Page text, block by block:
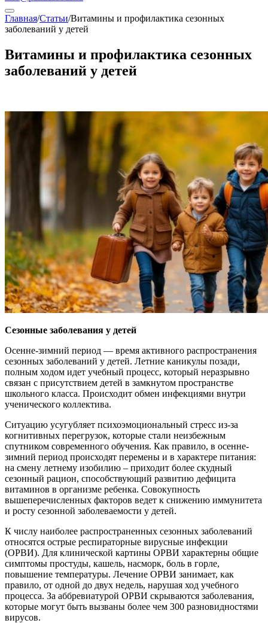
Главная/Статьи/Витамины и профилактика сезонных
заболеваний у детей
Витамины и профилактика сезонных
заболеваний у детей
Сезонные заболевания у детей
Осенне-зимний период — время активного распространения
сезонных заболеваний у детей. Летние каникулы позади,
полным ходом идет учебный процесс, который неразрывно
связан с присутствием детей в замкнутом пространстве
школьного класса. Происходит обмен инфекциями внутри
ученического коллектива.
Ситуацию усугубляет психоэмоциональный стресс из-за
когнитивных перегрузок, которые стали неизбежным
спутником современного обучения. Как правило, в осенне-
зимний период происходят перемены и в характере питания:
на смену летнему изобилию – приходит более скудный
сезонный рацион, способствующий развитию дефицита
витаминов в организме ребенка. Совокупность
вышеперечисленных факторов ведет к снижению иммунитета
и росту сезонной заболеваемости у детей.
К числу наиболее распространенных сезонных заболеваний
относятся острые респираторные вирусные инфекции
(ОРВИ). Для клинической картины ОРВИ характерны общие
симптомы простуды, кашель, насморк, боль в горле,
повышение температуры. Лечение ОРВИ занимает, как
правило, от одной до двух недель, нарушая ход учебного
процесса. За аббревиатурой ОРВИ скрываются заболевания,
которые могут быть вызваны более чем 300 разновидностями
вирусов.